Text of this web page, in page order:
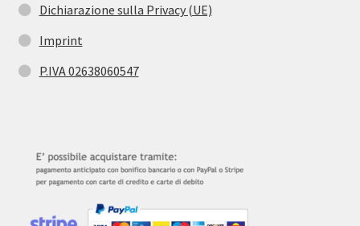
Dichiarazione sulla Privacy (UE)
Imprint
P.IVA 02638060547